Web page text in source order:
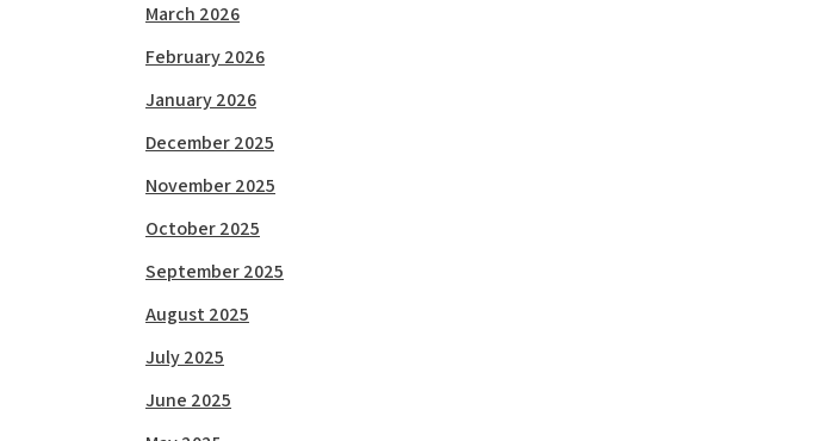
March 2026
February 2026
January 2026
December 2025
November 2025
October 2025
September 2025
August 2025
July 2025
June 2025